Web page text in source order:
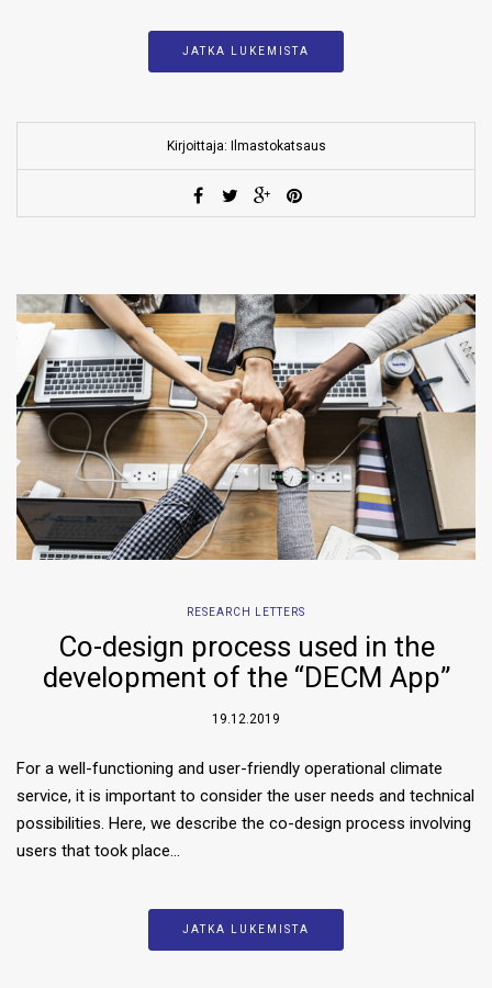
JATKA LUKEMISTA
Kirjoittaja: Ilmastokatsaus
RESEARCH LETTERS
Co-design process used in the
development of the “DECM App”
19.12.2019
For a well-functioning and user-friendly operational climate
service, it is important to consider the user needs and technical
possibilities. Here, we describe the co-design process involving
users that took place…
JATKA LUKEMISTA